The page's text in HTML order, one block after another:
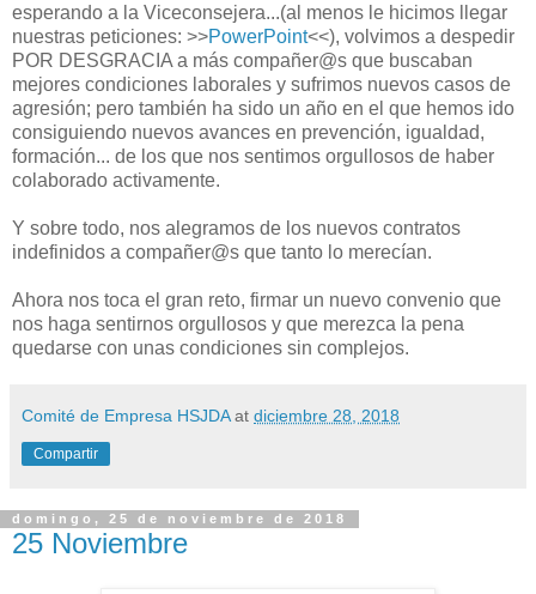
esperando a la Viceconsejera...(al menos le hicimos llegar
nuestras peticiones: >>PowerPoint<<), volvimos a despedir
POR DESGRACIA a más compañer@s que buscaban
mejores condiciones laborales y sufrimos nuevos casos de
agresión; pero también ha sido un año en el que hemos ido
consiguiendo nuevos avances en prevención, igualdad,
formación... de los que nos sentimos orgullosos de haber
colaborado activamente.
Y sobre todo, nos alegramos de los nuevos contratos
indefinidos a compañer@s que tanto lo merecían.
Ahora nos toca el gran reto, firmar un nuevo convenio que
nos haga sentirnos orgullosos y que merezca la pena
quedarse con unas condiciones sin complejos.
Comité de Empresa HSJDA at diciembre 28, 2018
Compartir
domingo, 25 de noviembre de 2018
25 Noviembre